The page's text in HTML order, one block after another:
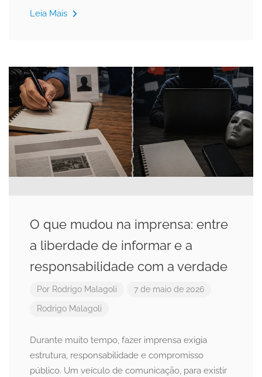
Leia Mais
O que mudou na imprensa: entre
a liberdade de informar e a
responsabilidade com a verdade
Por Rodrigo Malagoli 7 de maio de 2026
Rodrigo Malagoli
Durante muito tempo, fazer imprensa exigia
estrutura, responsabilidade e compromisso
público. Um veículo de comunicação, para existir